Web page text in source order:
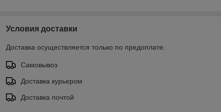
Условия доставки
Доставка осуществляется только по предоплате.
Самовывоз
Доставка курьером
Доставка почтой